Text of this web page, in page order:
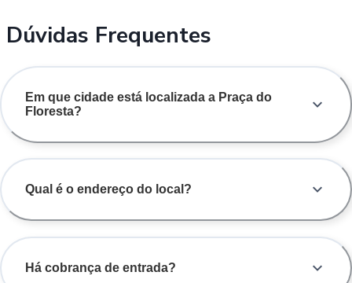
Dúvidas Frequentes
Em que cidade está localizada a Praça do
Floresta?
Qual é o endereço do local?
Há cobrança de entrada?